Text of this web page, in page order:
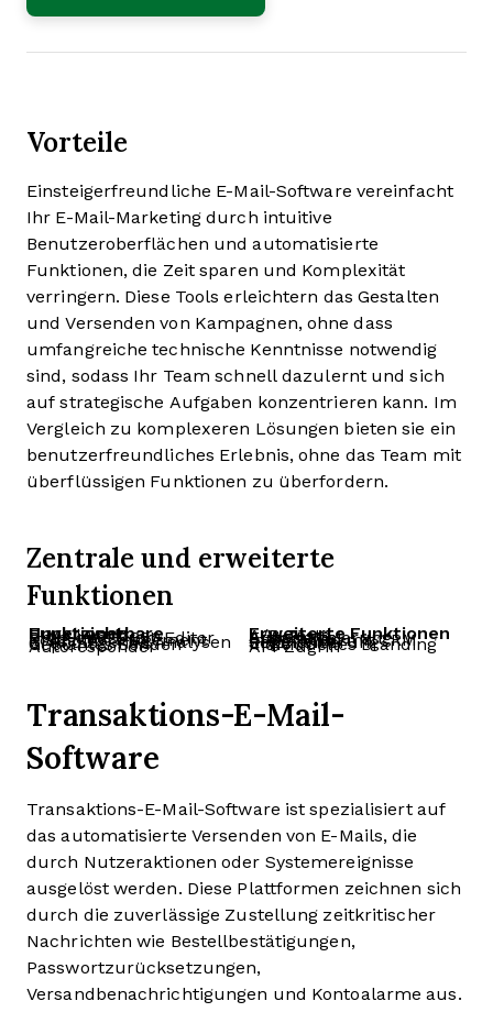
Vorteile
Einsteigerfreundliche E-Mail-Software vereinfacht
Ihr E-Mail-Marketing durch intuitive
Benutzeroberflächen und automatisierte
Funktionen, die Zeit sparen und Komplexität
verringern. Diese Tools erleichtern das Gestalten
und Versenden von Kampagnen, ohne dass
umfangreiche technische Kenntnisse notwendig
sind, sodass Ihr Team schnell dazulernt und sich
auf strategische Aufgaben konzentrieren kann. Im
Vergleich zu komplexeren Lösungen bieten sie ein
benutzerfreundliches Erlebnis, ohne das Team mit
überflüssigen Funktionen zu überfordern.
Zentrale und erweiterte
Funktionen
Unverzichtbare Funktionen Erweiterte Funktionen
E-Mail-Vorlagen A/B-Tests
Drag-and-Drop-Editor Erweiterte Automatisierung
Kontaktmanagement Integration mit CRM
Grundlegende Analysen Erweiterte Segmentierung
Geplantes Senden Individuelles Branding
Autoresponder API-Zugriff
Transaktions-E-Mail-
Software
Transaktions-E-Mail-Software ist spezialisiert auf
das automatisierte Versenden von E-Mails, die
durch Nutzeraktionen oder Systemereignisse
ausgelöst werden. Diese Plattformen zeichnen sich
durch die zuverlässige Zustellung zeitkritischer
Nachrichten wie Bestellbestätigungen,
Passwortzurücksetzungen,
Versandbenachrichtigungen und Kontoalarme aus.